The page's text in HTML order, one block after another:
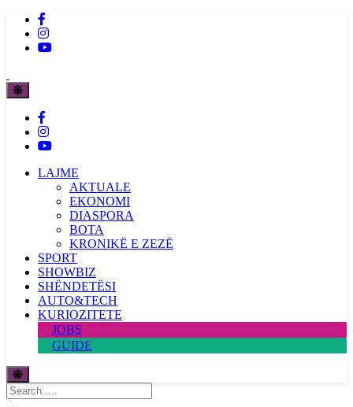
LAJME
AKTUALE
EKONOMI
DIASPORA
BOTA
KRONIKË E ZEZË
SPORT
SHOWBIZ
SHËNDETËSI
AUTO&TECH
KURIOZITETE
JOBS
GUIDE